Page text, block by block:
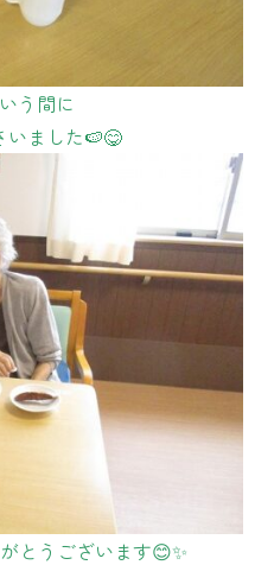
う間に
いました🍉😋
とうございます😊✨